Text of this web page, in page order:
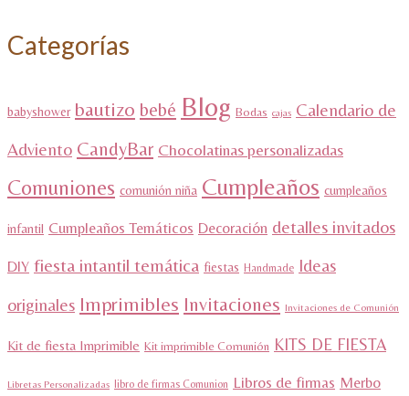
Categorías
babyshower bautizo bebé Blog Bodas cajas Calendario de
Adviento CandyBar Chocolatinas personalizadas
Comuniones comunión niña Cumpleaños cumpleaños
infantil Cumpleaños Temáticos Decoración detalles invitados
DIY fiesta intantil temática fiestas Handmade Ideas
originales Imprimibles Invitaciones Invitaciones de Comunión
Kit de fiesta Imprimible Kit imprimible Comunión KITS DE FIESTA
Libretas Personalizadas libro de firmas Comunion Libros de firmas Merbo